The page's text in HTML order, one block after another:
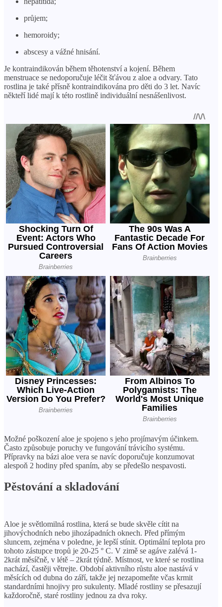
průjem;
hemoroidy;
abscesy a vážné hnisání.
Je kontraindikován během těhotenství a kojení. Během
menstruace se nedoporučuje léčit šťávou z aloe a odvary. Tato
rostlina je také přísně kontraindikována pro děti do 3 let. Navíc
někteří lidé mají k této rostlině individuální nesnášenlivost.
Možné poškození aloe je spojeno s jeho projímavým účinkem.
Často způsobuje poruchy ve fungování trávicího systému.
Přípravky na bázi aloe vera se navíc doporučuje konzumovat
alespoň 2 hodiny před spaním, aby se předešlo nespavosti.
Pěstování a skladování
Aloe je světlomilná rostlina, která se bude skvěle cítit na
jihovýchodních nebo jihozápadních oknech. Před přímým
sluncem, zejména v poledne, je lepší stínit. Optimální teplota pro
tohoto zástupce tropů je 20-25 ° С. V zimě se agáve zalévá 1-
2krát měsíčně, v létě – 2krát týdně. Místnost, ve které se rostlina
nachází, častěji větrejte. Období aktivního růstu aloe nastává v
měsících od dubna do září, takže jej nezapomeňte včas krmit
standardními hnojivy pro sukulenty. Mladé rostliny se přesazují
každoročně, staré rostliny jednou za dva roky.